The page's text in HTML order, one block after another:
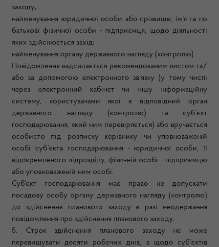
заходу;
найменування юридичної особи або прізвище, ім'я та по
батькові фізичної особи - підприємця, щодо діяльності
яких здійснюється захід;
найменування органу державного нагляду (контролю).
Повідомлення надсилається рекомендованим листом та/
або за допомогою електронного зв’язку (у тому числі
через електронний кабінет чи іншу інформаційну
систему, користувачами якої є відповідний орган
державного нагляду (контролю) та суб’єкт
господарювання, який ним перевіряється) або вручається
особисто під розписку керівнику чи уповноваженій
особі суб’єкта господарювання - юридичної особи, її
відокремленого підрозділу, фізичній особі - підприємцю
або уповноваженій ним особі.
Суб'єкт господарювання має право не допускати
посадову особу органу державного нагляду (контролю)
до здійснення планового заходу в разі неодержання
повідомлення про здійснення планового заходу.
5. Строк здійснення планового заходу не може
перевищувати десяти робочих днів, а щодо суб’єктів